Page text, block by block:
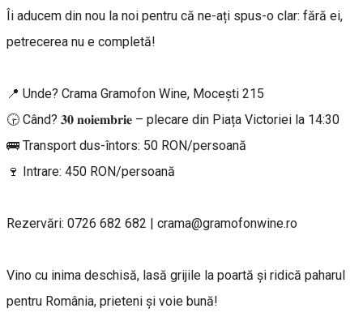
Îi aducem din nou la noi pentru că ne-ați spus-o clar: fără ei,
petrecerea nu e completă!
📍 Unde? Crama Gramofon Wine, Mocești 215
🕞 Când? 𝟑𝟎 𝐧𝐨𝐢𝐞𝐦𝐛𝐫𝐢𝐞 – plecare din Piața Victoriei la 14:30
🚌 Transport dus-întors: 50 RON/persoană
🍷 Intrare: 450 RON/persoană
Rezervări: 0726 682 682 | crama@gramofonwine.ro
Vino cu inima deschisă, lasă grijile la poartă și ridică paharul
pentru România, prieteni și voie bună!